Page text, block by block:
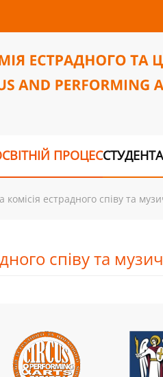
ПРОЦЕС
комісія естрадного співу та
співу та